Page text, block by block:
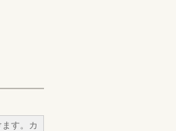
す。カ